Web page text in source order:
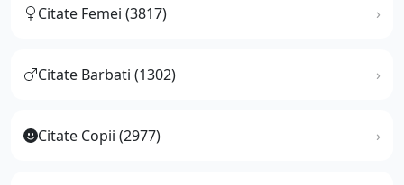
Citate Femei (3817)
Citate Barbati (1302)
Citate Copii (2977)